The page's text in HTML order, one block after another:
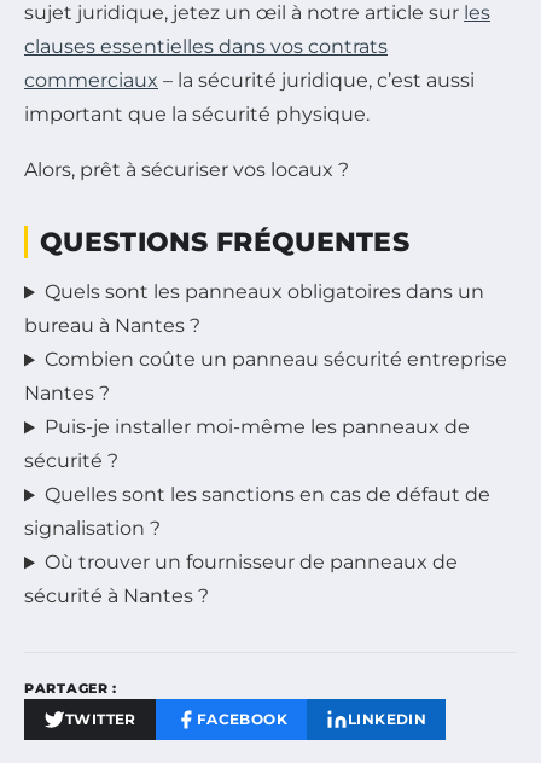
sujet juridique, jetez un œil à notre article sur les
clauses essentielles dans vos contrats
commerciaux – la sécurité juridique, c’est aussi
important que la sécurité physique.
Alors, prêt à sécuriser vos locaux ?
QUESTIONS FRÉQUENTES
Quels sont les panneaux obligatoires dans un
bureau à Nantes ?
Combien coûte un panneau sécurité entreprise
Nantes ?
Puis-je installer moi-même les panneaux de
sécurité ?
Quelles sont les sanctions en cas de défaut de
signalisation ?
Où trouver un fournisseur de panneaux de
sécurité à Nantes ?
PARTAGER :
TWITTER FACEBOOK LINKEDIN